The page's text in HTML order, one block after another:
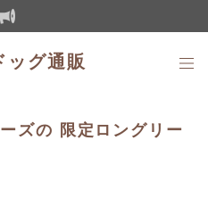
ッグ通販
ズの 限定ロングリー